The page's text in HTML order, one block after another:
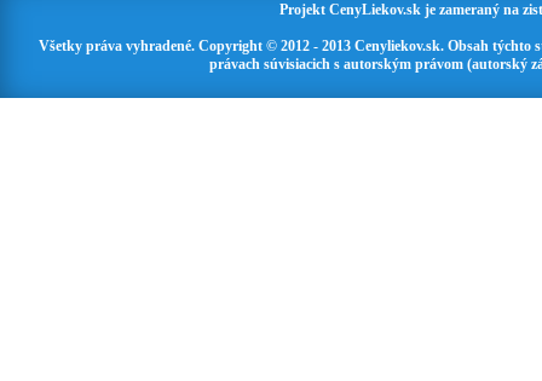
Projekt CenyLiekov.sk je zameraný na
Všetky práva vyhradené. Copyright © 2012 - 2013 Cenyliekov.sk. Obsah
právach súvisiacich s autorským právom (autorský